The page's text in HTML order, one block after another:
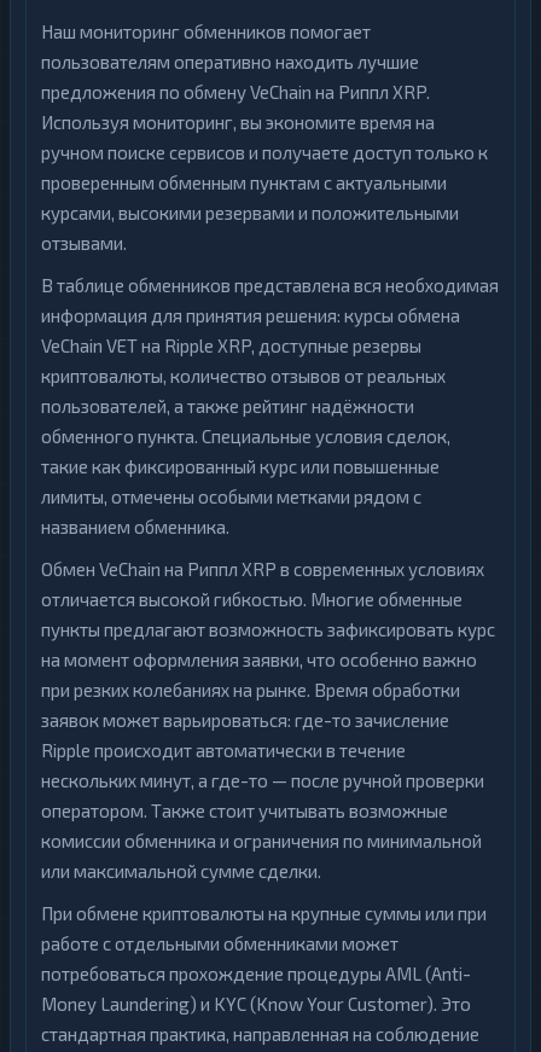
Наш мониторинг обменников помогает
пользователям оперативно находить лучшие
предложения по обмену VeChain на Риппл XRP.
Используя мониторинг, вы экономите время на
ручном поиске сервисов и получаете доступ только к
проверенным обменным пунктам с актуальными
курсами, высокими резервами и положительными
отзывами.
В таблице обменников представлена вся необходимая
информация для принятия решения: курсы обмена
VeChain VET на Ripple XRP, доступные резервы
криптовалюты, количество отзывов от реальных
пользователей, а также рейтинг надёжности
обменного пункта. Специальные условия сделок,
такие как фиксированный курс или повышенные
лимиты, отмечены особыми метками рядом с
названием обменника.
Обмен VeChain на Риппл XRP в современных условиях
отличается высокой гибкостью. Многие обменные
пункты предлагают возможность зафиксировать курс
на момент оформления заявки, что особенно важно
при резких колебаниях на рынке. Время обработки
заявок может варьироваться: где-то зачисление
Ripple происходит автоматически в течение
нескольких минут, а где-то — после ручной проверки
оператором. Также стоит учитывать возможные
комиссии обменника и ограничения по минимальной
или максимальной сумме сделки.
При обмене криптовалюты на крупные суммы или при
работе с отдельными обменниками может
потребоваться прохождение процедуры AML (Anti-
Money Laundering) и KYC (Know Your Customer). Это
стандартная практика, направленная на соблюдение